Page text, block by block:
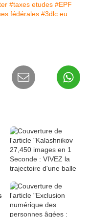
#taxes etudes #EPF
fédérales #3dlc.eu